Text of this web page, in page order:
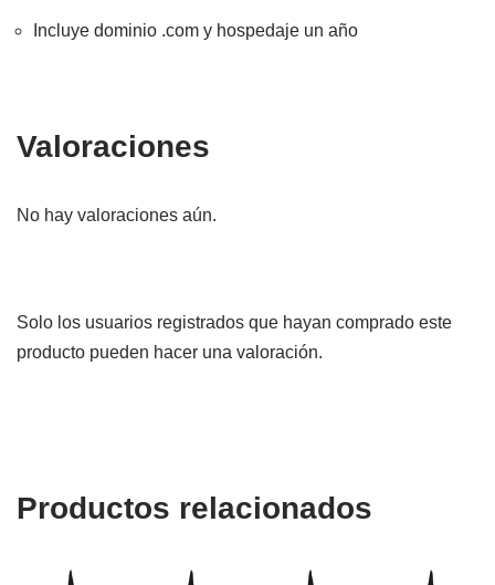
Incluye dominio .com y hospedaje un año
Valoraciones
No hay valoraciones aún.
Solo los usuarios registrados que hayan comprado este
producto pueden hacer una valoración.
Productos relacionados